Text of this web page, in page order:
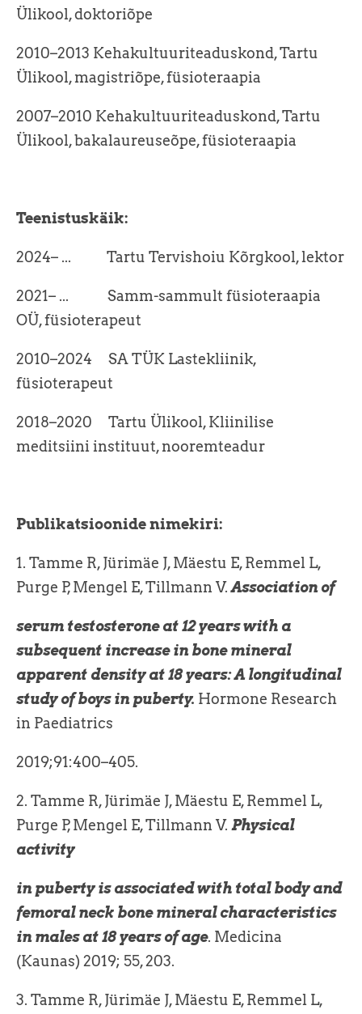
Ülikool, doktoriõpe
2010–2013 Kehakultuuriteaduskond, Tartu
Ülikool, magistriõpe, füsioteraapia
2007–2010 Kehakultuuriteaduskond, Tartu
Ülikool, bakalaureuseõpe, füsioteraapia
Teenistuskäik:
2024– ... Tartu Tervishoiu Kõrgkool, lektor
2021– ... Samm-sammult füsioteraapia
OÜ, füsioterapeut
2010–2024 SA TÜK Lastekliinik,
füsioterapeut
2018–2020 Tartu Ülikool, Kliinilise
meditsiini instituut, nooremteadur
Publikatsioonide nimekiri:
1. Tamme R, Jürimäe J, Mäestu E, Remmel L,
Purge P, Mengel E, Tillmann V.Association of
serum testosterone at 12 years with a
subsequent increase in bone mineral
apparent density at 18 years: A longitudinal
study of boys in puberty. Hormone Research
in Paediatrics
2019;91:400–405.
2. Tamme R, Jürimäe J, Mäestu E, Remmel L,
Purge P, Mengel E, Tillmann V. Physical
activity
in puberty is associated with total body and
femoral neck bone mineral characteristics
in males at 18 years of age. Medicina
(Kaunas) 2019; 55, 203.
3. Tamme R, Jürimäe J, Mäestu E, Remmel L,